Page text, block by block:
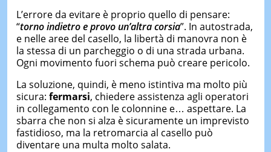
L’errore da evitare è proprio quello di pensare:
“torno indietro e provo un’altra corsia”. In autostrada,
e nelle aree del casello, la libertà di manovra non è
la stessa di un parcheggio o di una strada urbana.
Ogni movimento fuori schema può creare pericolo.
La soluzione, quindi, è meno istintiva ma molto più
sicura: fermarsi, chiedere assistenza agli operatori
in collegamento con le colonnine e… aspettare. La
sbarra che non si alza è sicuramente un imprevisto
fastidioso, ma la retromarcia al casello può
diventare una multa molto salata.